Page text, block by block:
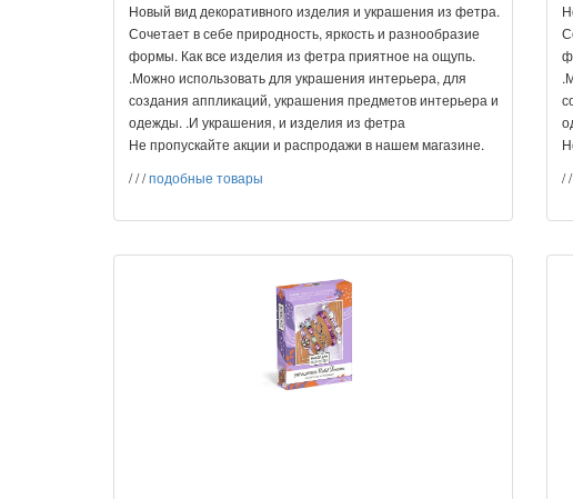
Новый вид декоративного изделия и украшения из фетра.
Сочетает в себе природность, яркость и разнообразие
формы. Как все изделия из фетра приятное на ощупь.
.Можно использовать для украшения интерьера, для
создания аппликаций, украшения предметов интерьера и
одежды. .И украшения, и изделия из фетра
Не пропускайте акции и распродажи в нашем магазине.
///подобные товары
//